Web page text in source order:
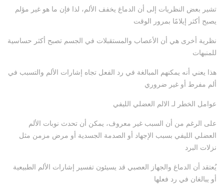
تشير بعض النظريات إلى أن الدماغ يخفف الألم، لذا فإن ما هو غير مؤلم
يصبح أكثر إيلامًا بمرور الوقت
نظرية أخرى هي أن الأعصاب والمستقبلات في الجسم تصبح أكثر حساسية
للمنبهات
هذا يعني أنه يمكنهم المبالغة في رد الفعل تجاه إشارات الألم والتسبب في
ألم مفرط أو غير ضروري
عوامل الخطر لـ الالم العضلي الليفي
على الرغم من أن السبب غير معروف، يمكن أن تحدث نوبات الألم
العضلي الليفي بسبب الإجهاد أو الصدمة الجسدية أو مرض مزمن مثل
نزلات البرد
يُعتقد أن الدماغ والجهاز العصبي قد يسيئون تفسير إشارات الألم الطبيعية
أو يبالغان في رد فعلها